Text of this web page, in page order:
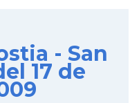
- San
17 de